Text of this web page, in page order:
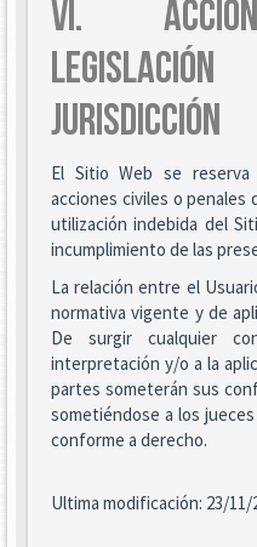
VI.
JURISDICCIÓN
El Sitio Web se
acciones civiles o penales
utilización indebida del
incumplimiento de las
La relación entre el
normativa vigente y de
De surgir cualquier
interpretación y/o a la
partes someterán sus
sometiéndose a los
conforme a derecho.
Ultima modificación: 23/11/